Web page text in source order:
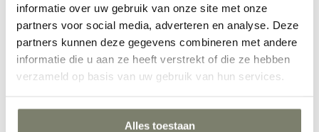
informatie over uw gebruik van onze site met onze
partners voor social media, adverteren en analyse. Deze
partners kunnen deze gegevens combineren met andere
informatie die u aan ze heeft verstrekt of die ze hebben
verzameld op basis van uw gebruik van hun services.
Alles toestaan
Eetkamer inrichten